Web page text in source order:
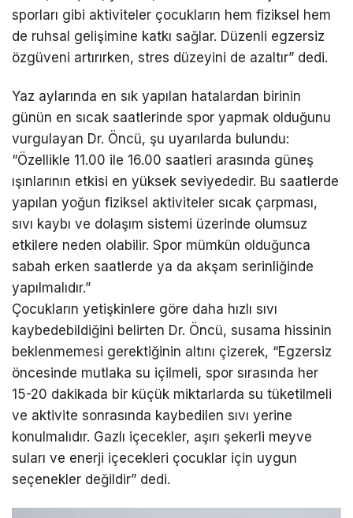
sporları gibi aktiviteler çocukların hem fiziksel hem
de ruhsal gelişimine katkı sağlar. Düzenli egzersiz
özgüveni artırırken, stres düzeyini de azaltır” dedi.
Yaz aylarında en sık yapılan hatalardan birinin
günün en sıcak saatlerinde spor yapmak olduğunu
vurgulayan Dr. Öncü, şu uyarılarda bulundu:
“Özellikle 11.00 ile 16.00 saatleri arasında güneş
ışınlarının etkisi en yüksek seviyededir. Bu saatlerde
yapılan yoğun fiziksel aktiviteler sıcak çarpması,
sıvı kaybı ve dolaşım sistemi üzerinde olumsuz
etkilere neden olabilir. Spor mümkün olduğunca
sabah erken saatlerde ya da akşam serinliğinde
yapılmalıdır.”
Çocukların yetişkinlere göre daha hızlı sıvı
kaybedebildiğini belirten Dr. Öncü, susama hissinin
beklenmemesi gerektiğinin altını çizerek, “Egzersiz
öncesinde mutlaka su içilmeli, spor sırasında her
15-20 dakikada bir küçük miktarlarda su tüketilmeli
ve aktivite sonrasında kaybedilen sıvı yerine
konulmalıdır. Gazlı içecekler, aşırı şekerli meyve
suları ve enerji içecekleri çocuklar için uygun
seçenekler değildir” dedi.